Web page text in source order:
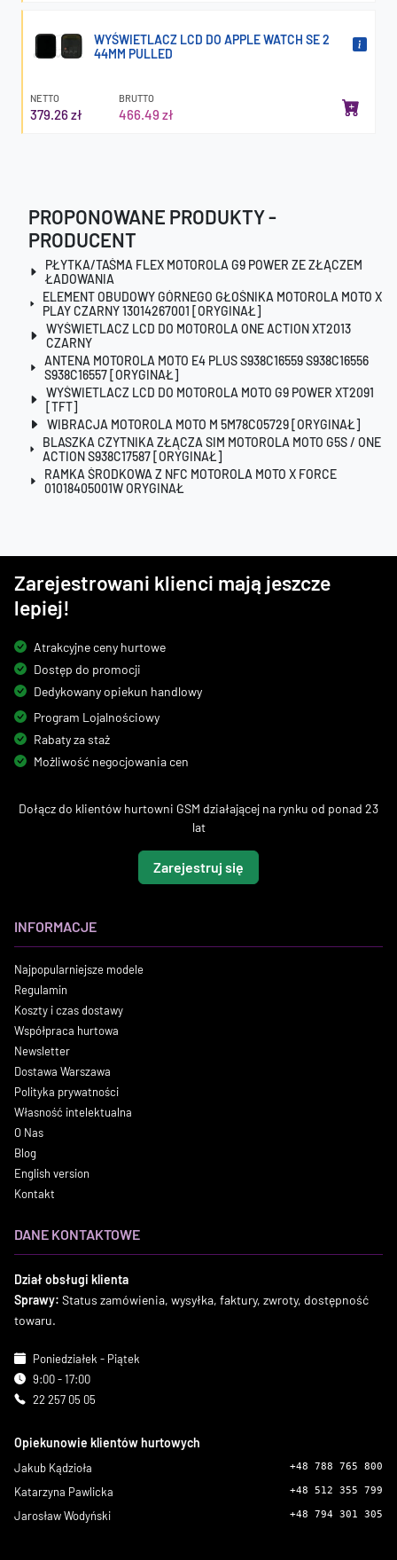
WYŚWIETLACZ LCD DO APPLE WATCH SE 2
44MM PULLED
NETTO
379.26 zł
BRUTTO
466.49 zł
PROPONOWANE PRODUKTY -
PRODUCENT
PŁYTKA/TAŚMA FLEX MOTOROLA G9 POWER ZE ZŁĄCZEM
ŁADOWANIA
ELEMENT OBUDOWY GÓRNEGO GŁOŚNIKA MOTOROLA MOTO X
PLAY CZARNY 13014267001 [ORYGINAŁ]
WYŚWIETLACZ LCD DO MOTOROLA ONE ACTION XT2013
CZARNY
ANTENA MOTOROLA MOTO E4 PLUS S938C16559 S938C16556
S938C16557 [ORYGINAŁ]
WYŚWIETLACZ LCD DO MOTOROLA MOTO G9 POWER XT2091
[TFT]
WIBRACJA MOTOROLA MOTO M 5M78C05729 [ORYGINAŁ]
BLASZKA CZYTNIKA ZŁĄCZA SIM MOTOROLA MOTO G5S / ONE
ACTION S938C17587 [ORYGINAŁ]
RAMKA ŚRODKOWA Z NFC MOTOROLA MOTO X FORCE
01018405001W ORYGINAŁ
Zarejestrowani klienci mają jeszcze
lepiej!
Atrakcyjne ceny hurtowe
Dostęp do promocji
Dedykowany opiekun handlowy
Program Lojalnościowy
Rabaty za staż
Możliwość negocjowania cen
Dołącz do klientów hurtowni GSM działającej na rynku od ponad 23
lat
Zarejestruj się
INFORMACJE
Najpopularniejsze modele
Regulamin
Koszty i czas dostawy
Współpraca hurtowa
Newsletter
Dostawa Warszawa
Polityka prywatności
Własność intelektualna
O Nas
Blog
English version
Kontakt
DANE KONTAKTOWE
Dział obsługi klienta
Sprawy: Status zamówienia, wysyłka, faktury, zwroty, dostępność
towaru.
Poniedziałek - Piątek
9:00 - 17:00
22 257 05 05
Opiekunowie klientów hurtowych
Jakub Kądzioła +48 788 765 800
Katarzyna Pawlicka +48 512 355 799
Jarosław Wodyński +48 794 301 305